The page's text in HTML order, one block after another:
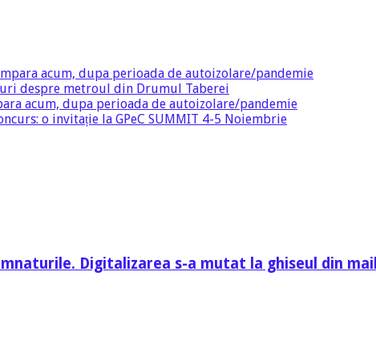
acum, dupa perioada de autoizolare/pandemie
despre metroul din Drumul Taberei
acum, dupa perioada de autoizolare/pandemie
o invitație la GPeC SUMMIT 4-5 Noiembrie
Digitalizarea s-a mutat la ghiseul din mail